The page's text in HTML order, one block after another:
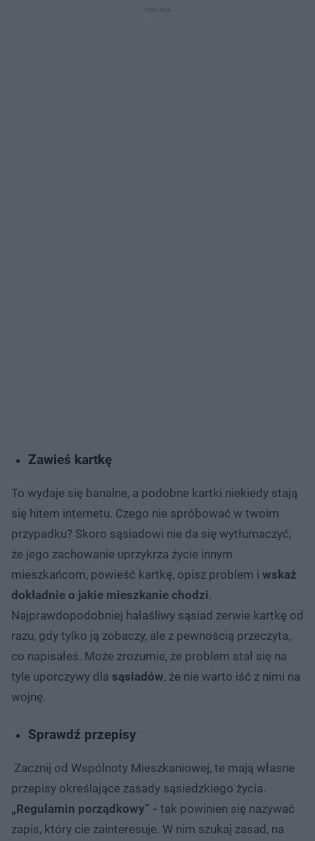
Zawieś kartkę
To wydaje się banalne, a podobne kartki niekiedy stają
się hitem internetu. Czego nie spróbować w twoim
przypadku? Skoro sąsiadowi nie da się wytłumaczyć,
że jego zachowanie uprzykrza życie innym
mieszkańcom, powieść kartkę, opisz problem i wskaż
dokładnie o jakie mieszkanie chodzi.
Najprawdopodobniej hałaśliwy sąsiad zerwie kartkę od
razu, gdy tylko ją zobaczy, ale z pewnością przeczyta,
co napisałeś. Może zrozumie, że problem stał się na
tyle uporczywy dla sąsiadów, że nie warto iść z nimi na
wojnę.
Sprawdź przepisy
Zacznij od Wspólnoty Mieszkaniowej, te mają własne
przepisy określające zasady sąsiedzkiego życia.
„Regulamin porządkowy” - tak powinien się nazywać
zapis, który cie zainteresuje. W nim szukaj zasad, na